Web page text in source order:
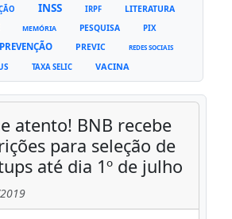
INSS IRPF LITERATURA
MEMÓRIA PESQUISA PIX
PREVENÇÃO PREVIC REDES SOCIAIS
TAXA SELIC VACINA
atento! BNB recebe
para seleção de
até dia 1º de julho